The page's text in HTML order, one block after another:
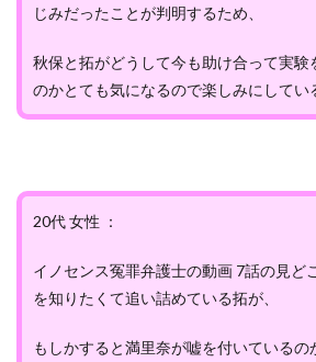
じみだったことが判明するため、
秋保と拓がどうして今も助け合って実験
のかとても気になるので楽しみにしてい
20代 女性 ：
イノセンス冤罪弁護士の動画 7話の見ど
を知りたくて追い詰めている拓が、
もしかすると満里奈が嘘を付いているの